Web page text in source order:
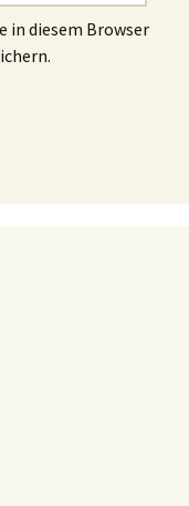
in diesem Browser